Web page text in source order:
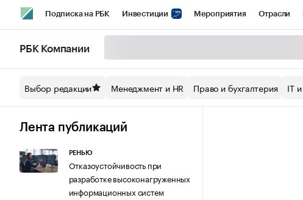
Подписка на РБК Инвестиции Мероприятия Отрасли
Спецпроекты СПб Конференции СПб Спецпроекты
Технологии и медиа
РБК Компании
Выбор редакции Менеджмент и HR Право и бухгалтерия IT
Лента публикаций
РЕНЬЮ
Отказоустойчивость при
разработке высоконагруженных
информационных систем